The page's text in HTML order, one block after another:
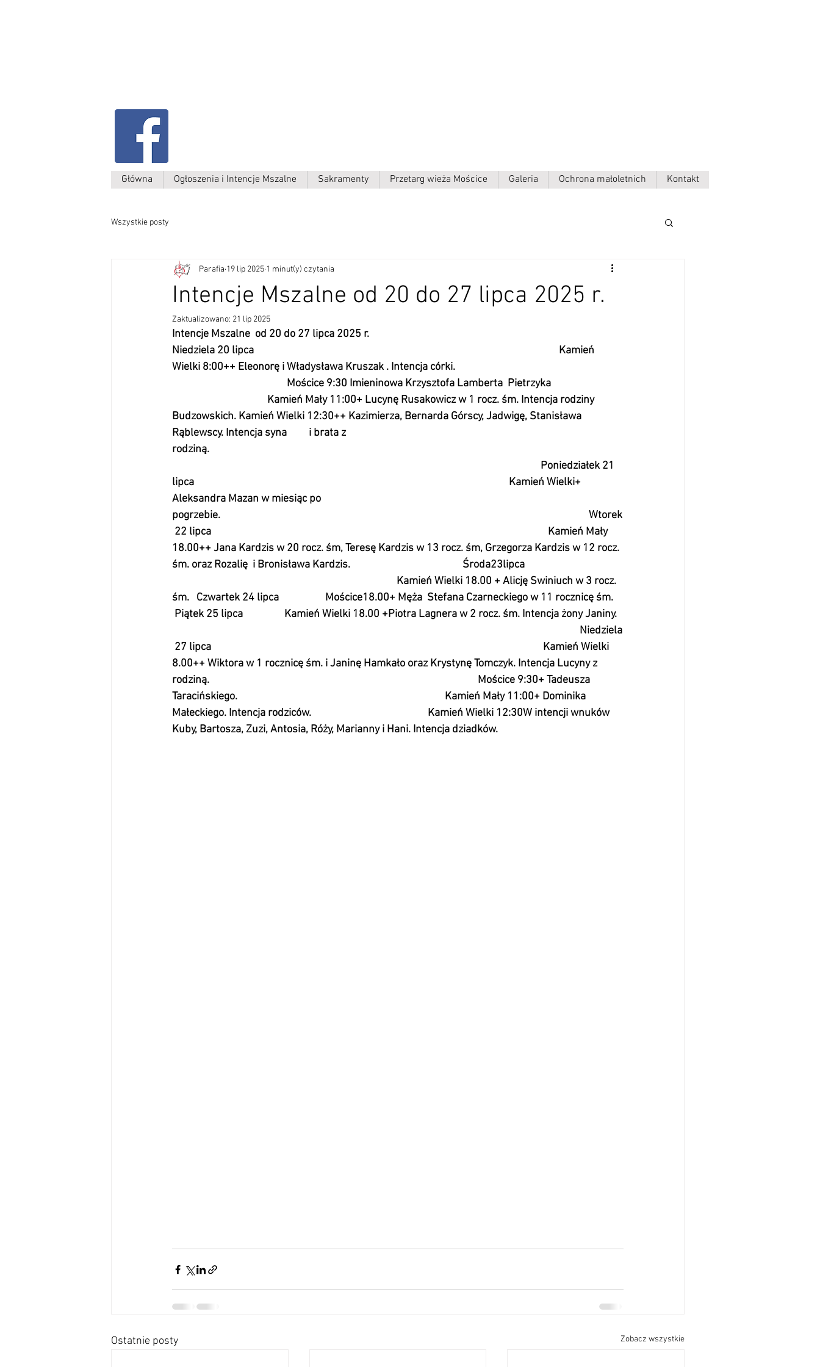
Główna Ogłoszenia i Intencje Mszalne Sakramenty Przetarg wieża Mościce Galeria Ochrona małoletnich Kontakt
Wszystkie posty
Intencje Mszalne od 20 do 27 lipca 2025 r.
Parafia 19 lip 2025 1 minut(y) czytania
Zaktualizowano: 21 lip 2025
Intencje Mszalne  od 20 do 27 lipca 2025 r.
Niedziela 20 lipca                                                                                                                             Kamień
Wielki 8:00++ Eleonorę i Władysława Kruszak . Intencja córki.
Mościce 9:30 Imieninowa Krzysztofa Lamberta  Pietrzyka
                                       Kamień Mały 11:00+ Lucynę Rusakowicz w 1 rocz. śm. Intencja rodziny
Budzowskich. Kamień Wielki 12:30++ Kazimierza, Bernarda Górscy, Jadwigę, Stanisława
Rąblewscy. Intencja syna         i brata z
rodziną.
Poniedziałek 21
lipca                                                                                                                                 Kamień Wielki+
Aleksandra Mazan w miesiąc po
pogrzebie.                                                                                                                                                       Wtorek
22 lipca                                                                                                                                          Kamień Mały
18.00++ Jana Kardzis w 20 rocz. śm, Teresę Kardzis w 13 rocz. śm, Grzegorza Kardzis w 12 rocz.
śm. oraz Rozalię  i Bronisława Kardzis.                                              Środa23lipca
                                                                                            Kamień Wielki 18.00 + Alicję Swiniuch w 3 rocz.
śm.   Czwartek 24 lipca                   Mościce18.00+ Męża  Stefana Czarneckiego w 11 rocznicę śm.
Piątek 25 lipca                 Kamień Wielki 18.00 +Piotra Lagnera w 2 rocz. śm. Intencja żony Janiny.
Niedziela
27 lipca                                                                                                                                        Kamień Wielki
8.00++ Wiktora w 1 rocznicę śm. i Janinę Hamkało oraz Krystynę Tomczyk. Intencja Lucyny z
rodziną.                                                                                                              Mościce 9:30+ Tadeusza
Taracińskiego.                                                                                     Kamień Mały 11:00+ Dominika
Małeckiego. Intencja rodziców.                                                Kamień Wielki 12:30W intencji wnuków
Kuby, Bartosza, Zuzi, Antosia, Róży, Marianny i Hani. Intencja dziadków.
Ostatnie posty Zobacz wszystkie